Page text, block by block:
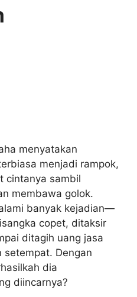
menyatakan
menjadi rampok,
cintanya sambil
membawa golok.
banyak kejadian—
copet, ditaksir
ditagih uang jasa
setempat. Dengan
dia
diincarnya?